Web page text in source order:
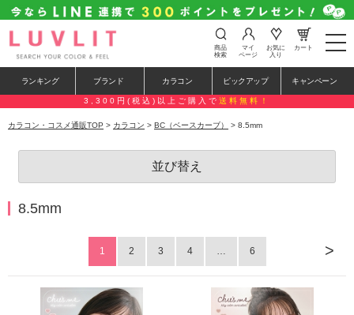
t
o
e
n
t
商品
検索
マイ
ページ
お気に
入り
カート
ランキング ブランド カラコン ピックアップ キャンペーン
3,300円(税込)以上ご購入で 送料無料！
カラコン・コスメ通販TOP > カラコン > BC（ベースカーブ） > 8.5mm
並び替え
8.5mm
>
1 2 3 4 … 6